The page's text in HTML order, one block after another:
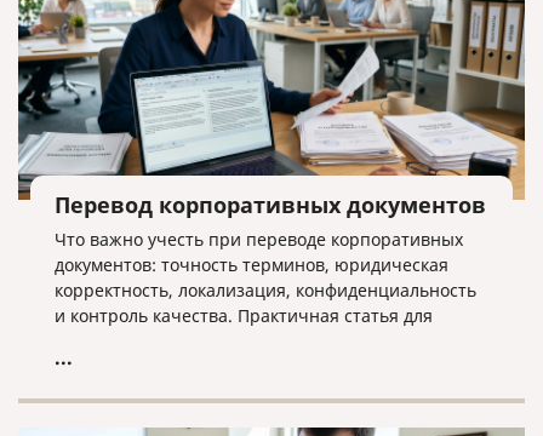
Перевод корпоративных документов
Что важно учесть при переводе корпоративных
документов: точность терминов, юридическая
корректность, локализация, конфиденциальность
и контроль качества. Практичная статья для
...